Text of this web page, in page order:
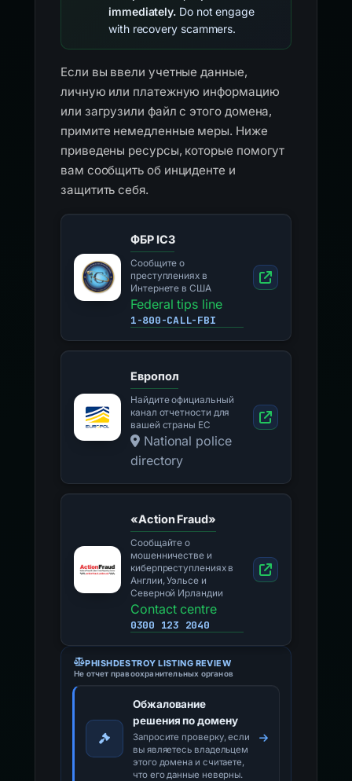
immediately. Do not engage
with recovery scammers.
Если вы ввели учетные данные,
личную или платежную информацию
или загрузили файл с этого домена,
примите немедленные меры. Ниже
приведены ресурсы, которые помогут
вам сообщить об инциденте и
защитить себя.
ФБР IC3
Сообщите о
преступлениях в
Интернете в США
Federal tips line
1-800-CALL-FBI
Европол
Найдите официальный
канал отчетности для
вашей страны ЕС
National police
directory
«Action Fraud»
Сообщайте о
мошенничестве и
киберпреступлениях в
Англии, Уэльсе и
Северной Ирландии
Contact centre
0300 123 2040
PHISHDESTROY LISTING REVIEW
Не отчет правоохранительных органов
Обжалование
решения по домену
Запросите проверку, если
вы являетесь владельцем
этого домена и считаете,
что его данные неверны.